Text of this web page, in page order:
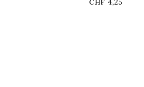
CHF 4,25